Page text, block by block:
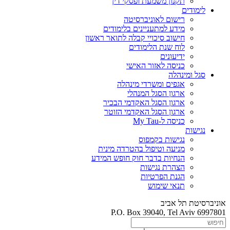
לימודים
רישום לאוניברסיטה
מידע למתעניינים בלימודים
חישוב סיכויי קבלה לתואר ראשון
לוח שנת הלימודים
ידיעונים
כניסה לאזור האישי
סגל ומינהלה
אגפים ומשרדי מינהלה
ארגון הסגל המנהלי
ארגון הסגל האקדמי הבכיר
ארגון הסגל האקדמי הזוטר
כניסה ל-My Tau
נגישות
נגישות בקמפוס
מניעה וטיפול בהטרדה מינית
הנחיות בדבר חוק חופש המידע
הצהרת נגישות
הגנת הפרטיות
תנאי שימוש
אוניברסיטת תל אביב
P.O. Box 39040, Tel Aviv 6997801